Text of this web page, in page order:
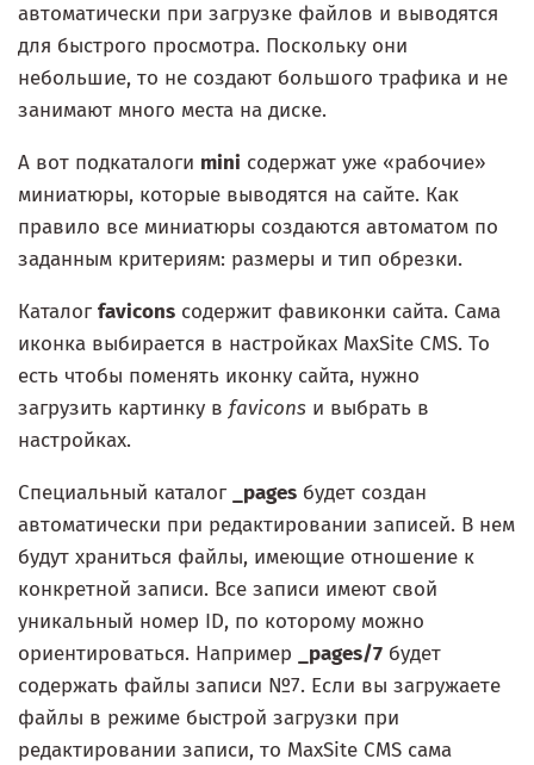
автоматически при загрузке файлов и выводятся
для быстрого просмотра. Поскольку они
небольшие, то не создают большого трафика и не
занимают много места на диске.
А вот подкаталоги mini содержат уже «рабочие»
миниатюры, которые выводятся на сайте. Как
правило все миниатюры создаются автоматом по
заданным критериям: размеры и тип обрезки.
Каталогfavicons содержит фавиконки сайта. Сама
иконка выбирается в настройках MaxSite CMS. То
есть чтобы поменять иконку сайта, нужно
загрузить картинку в favicons и выбрать в
настройках.
Специальный каталог _pages будет создан
автоматически при редактировании записей. В нем
будут храниться файлы, имеющие отношение к
конкретной записи. Все записи имеют свой
уникальный номер ID, по которому можно
ориентироваться. Например
_pages/7 будет
содержать файлы записи №7. Если вы загружаете
файлы в режиме быстрой загрузки при
редактировании записи, то MaxSite CMS сама